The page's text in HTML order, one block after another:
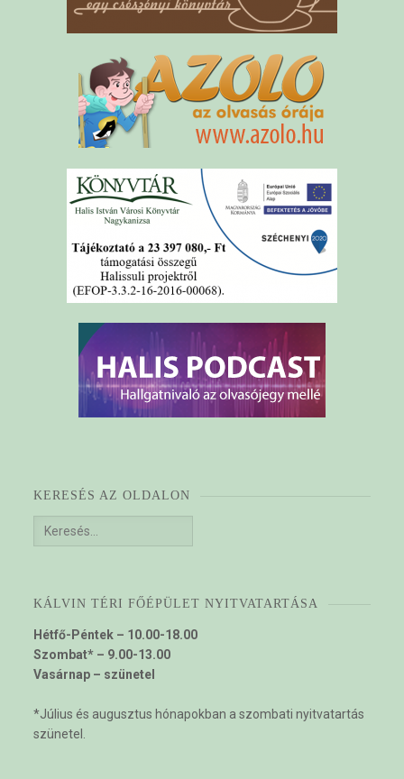
KERESÉS AZ OLDALON
Keresés:
KÁLVIN TÉRI FŐÉPÜLET NYITVATARTÁSA
Hétfő-Péntek – 10.00-18.00
Szombat* – 9.00-13.00
Vasárnap – szünetel
*Július és augusztus hónapokban a szombati nyitvatartás
szünetel.